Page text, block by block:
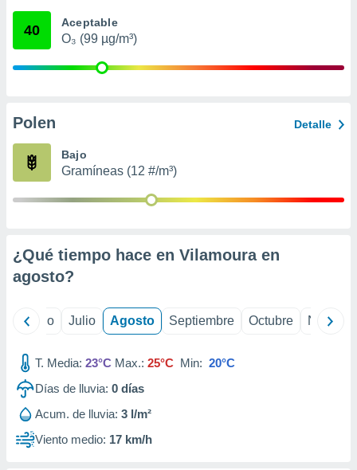
mediante
publicidad
de
40 Aceptable
O₃ (99 µg/m³)
Polen Detalle
Bajo
Gramíneas (12 #/m³)
¿Qué tiempo hace en Vilamoura en
agosto?
Junio Julio Agosto Septiembre Octubre
T. Media: 23°C Max.: 25°C Min: 20°C
Días de lluvia: 0 días
Acum. de lluvia: 3 l/m²
Viento medio: 17 km/h